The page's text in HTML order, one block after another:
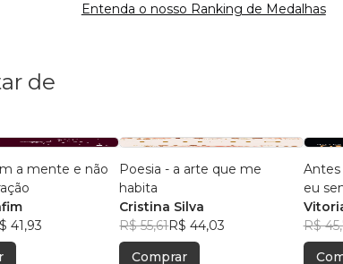
Entenda o nosso Ranking de Medalhas
de
a mente e não
41,93
Poesia - a arte que me
habita
Cristina Silva
R$ 55,61R$ 44,03
Comprar
Antes
eu
amor
R$